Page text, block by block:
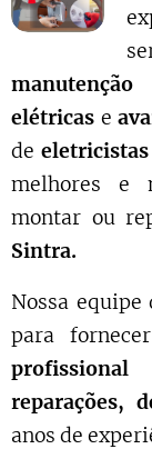
elétricas e
deeletricistas
melhores e
montar ou
Sintra.
Nossa
para
profissional
reparações,
anos de